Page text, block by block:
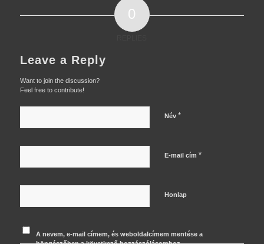
0
Leave a Reply
Want to join the discussion?
Feel free to contribute!
Név *
E-mail cím *
Honlap
A nevem, e-mail címem, és weboldalcímem mentése a